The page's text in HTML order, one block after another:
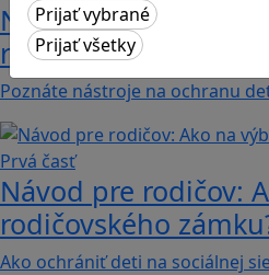
Návod pre rodičov:
rodičovského
Poznáte nástroje na ochranu
Návod pre rodičov:
rodičovského
Ako ochrániť deti na sociálnej